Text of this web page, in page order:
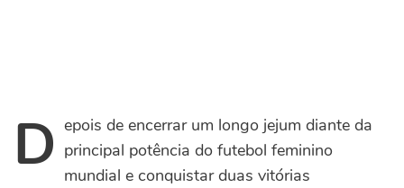
Depois de encerrar um longo jejum diante da
principal potência do futebol feminino
mundial e conquistar duas vitórias